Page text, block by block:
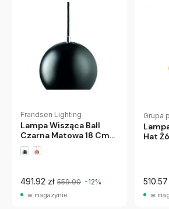
Frandsen Lighting
Lampa Wisząca Ball
Czarna Matowa 18 Cm
Frandsen
491.92 zł 559.00 -12%
w magazynie
Grupa
Hat
510.57
w